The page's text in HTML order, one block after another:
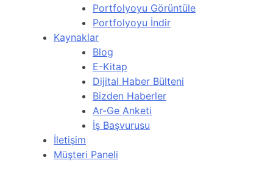
Portfolyoyu Görüntüle
Portfolyoyu İndir
Kaynaklar
Blog
E-Kitap
Dijital Haber Bülteni
Bizden Haberler
Ar-Ge Anketi
İş Başvurusu
İletişim
Müşteri Paneli